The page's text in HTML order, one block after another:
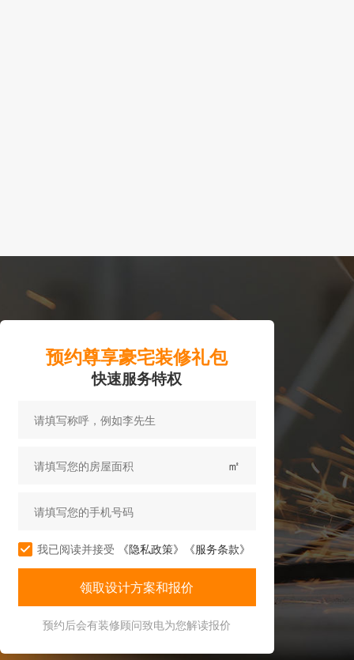
预约尊享豪宅装修礼包
快速服务特权
㎡
我已阅读并接受 《隐私政策》 《服务条款》
预约后会有装修顾问致电为您解读报价